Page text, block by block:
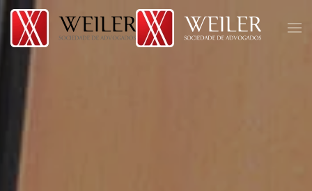
Skip to main content